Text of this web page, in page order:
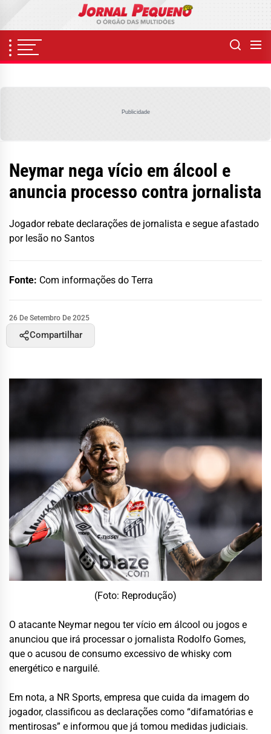
content
Publicidade
Neymar nega vício em álcool e
anuncia processo contra jornalista
Jogador rebate declarações de jornalista e segue afastado
por lesão no Santos
Fonte: Com informações do Terra
26 De Setembro De 2025
Compartilhar
(Foto: Reprodução)
O atacante Neymar negou ter vício em álcool ou jogos e
anunciou que irá processar o jornalista Rodolfo Gomes,
que o acusou de consumo excessivo de whisky com
energético e narguilé.
Em nota, a NR Sports, empresa que cuida da imagem do
jogador, classificou as declarações como “difamatórias e
mentirosas” e informou que já tomou medidas judiciais.